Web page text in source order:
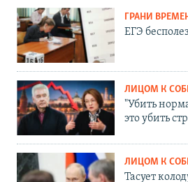
ГРАНИ
ЕГЭ
ЛИЦОМ К
"Убить
это убить
ЛИЦОМ К
Тасует